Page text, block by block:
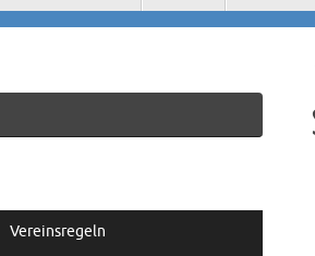
Vereinsregeln